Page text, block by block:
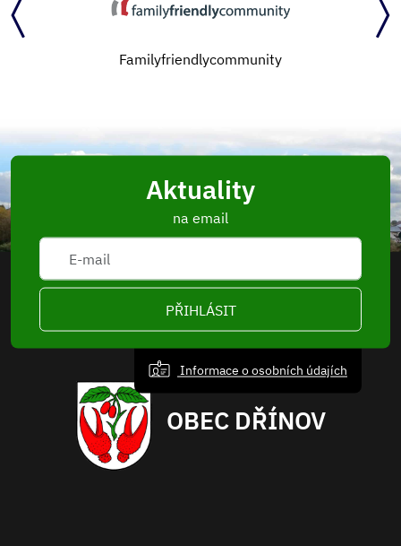
Familyfriendlycommunity
Aktuality
na email
PŘIHLÁSIT
Informace o osobních údajích
OBEC DŘÍNOV